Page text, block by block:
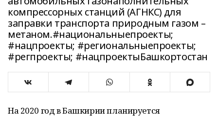
компрессорных станций (АГНКС) для
заправки транспорта природным газом –
метаном.#национальныепроекты;
#нацпроекты; #региональныепроекты;
#регпроекты; #нацпроектыБашкортостан
На 2020 год в Башкирии планируется